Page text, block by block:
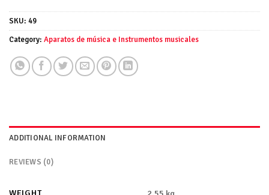
SKU: 49
Category: Aparatos de música e Instrumentos musicales
ADDITIONAL INFORMATION
REVIEWS (0)
WEIGHT